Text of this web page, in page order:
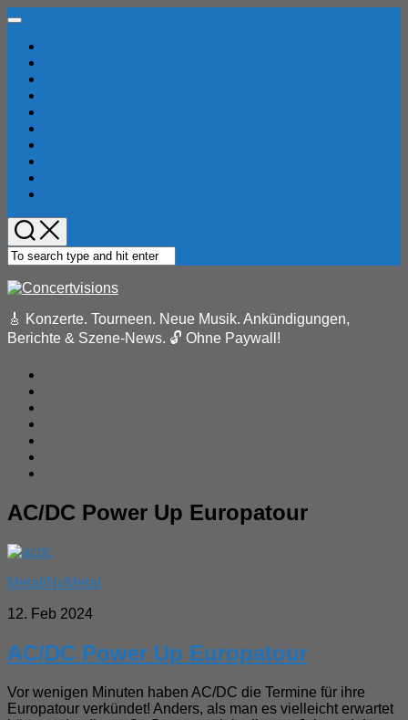
Skip
content
Expand
🎸 Konzerte. Tourneen. Neue Musik. Ankündigungen,
Berichte & Szene-News. 🔓 Ohne Paywall!
AC/DC Power Up Europatour
Metal/NuMetal
12. Feb 2024
AC/DC Power Up Europatour
Vor wenigen Minuten haben AC/DC die Termine für ihre
Europatour verkündet! Anders, als man es vielleicht erwartet